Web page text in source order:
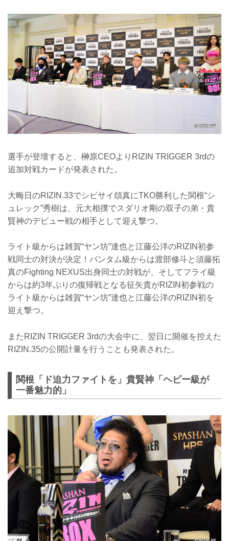
選手が登壇すると、榊原CEOよりRIZIN TRIGGER 3rdの
追加対戦カードが発表された。
大晦日のRIZIN.33でシビサイ頌真にTKO勝利した関根“シ
ュレック”秀樹は、元大相撲でスダリオ剛の双子の弟・貴
賢神のデビュー戦の相手として迎え撃つ。
ライト級からは雑賀“ヤン坊”達也と江藤公洋のRIZIN初参
戦同士の対決が決定！バンタム級からは渡部修斗と須藤拓
真のFighting NEXUS出身同士の対戦が、そしてフライ級
からは約3年ぶりの復帰戦となる征矢貴がRIZIN初参戦の
ライト級からは雑賀“ヤン坊”達也と江藤公洋のRIZIN初を
迎え撃つ。
またRIZIN TRIGGER 3rdの大会中に、翌日に開催を控えた
RIZIN.35の公開計量を行うことも発表された。
関根「ド迫力ファイトを」貴賢神「ヘビー級が
一番魅力的」